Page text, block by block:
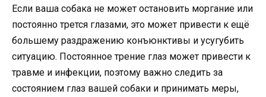
Если ваша собака не может остановить моргание или
постоянно трется глазами, это может привести к ещё
большему раздражению конъюнктивы и усугубить
ситуацию. Постоянное трение глаз может привести к
травме и инфекции, поэтому важно следить за
состоянием глаз вашей собаки и принимать меры,